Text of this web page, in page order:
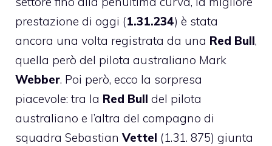
prestazione di oggi (1.31.234) è stata
ancora una volta registrata da una Red Bull,
quella però del pilota australiano Mark
Webber. Poi però, ecco la sorpresa
piacevole: tra la Red Bull del pilota
australiano e l’altra del compagno di
squadra SebastianVettel (1.31. 875) giunta